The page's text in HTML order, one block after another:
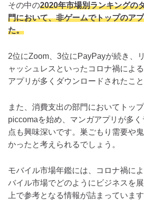
その中の2020年市場別ランキングの
門において、非ゲームでトップのア
た。
2位にZoom、3位にPayPayが続き、
ャッシュレスといったコロナ禍によ
アプリが多くダウンロードされたこと
また、消費支出の部門においてトッ
piccomaを始め、マンガアプリが多
点も興味深いです。巣ごもり需要や
かったと考えられるでしょう。
モバイル市場年鑑には、コロナ禍に
バイル市場でどのようにビジネスを
上で参考となる情報が詰まっています